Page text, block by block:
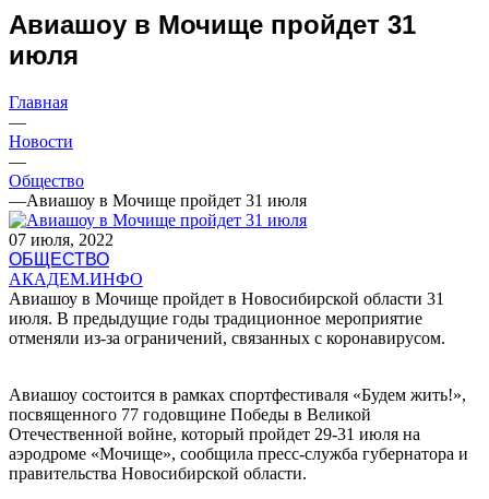
Авиашоу в Мочище пройдет 31
июля
Главная
—
Новости
—
Общество
—Авиашоу в Мочище пройдет 31 июля
07 июля, 2022
ОБЩЕСТВО
АКАДЕМ.ИНФО
Авиашоу в Мочище пройдет в Новосибирской области 31
июля. В предыдущие годы традиционное мероприятие
отменяли из-за ограничений, связанных с коронавирусом.
Авиашоу состоится в рамках спортфестиваля «Будем жить!»,
посвященного 77 годовщине Победы в Великой
Отечественной войне, который пройдет 29-31 июля на
аэродроме «Мочище», сообщила пресс-служба губернатора и
правительства Новосибирской области.